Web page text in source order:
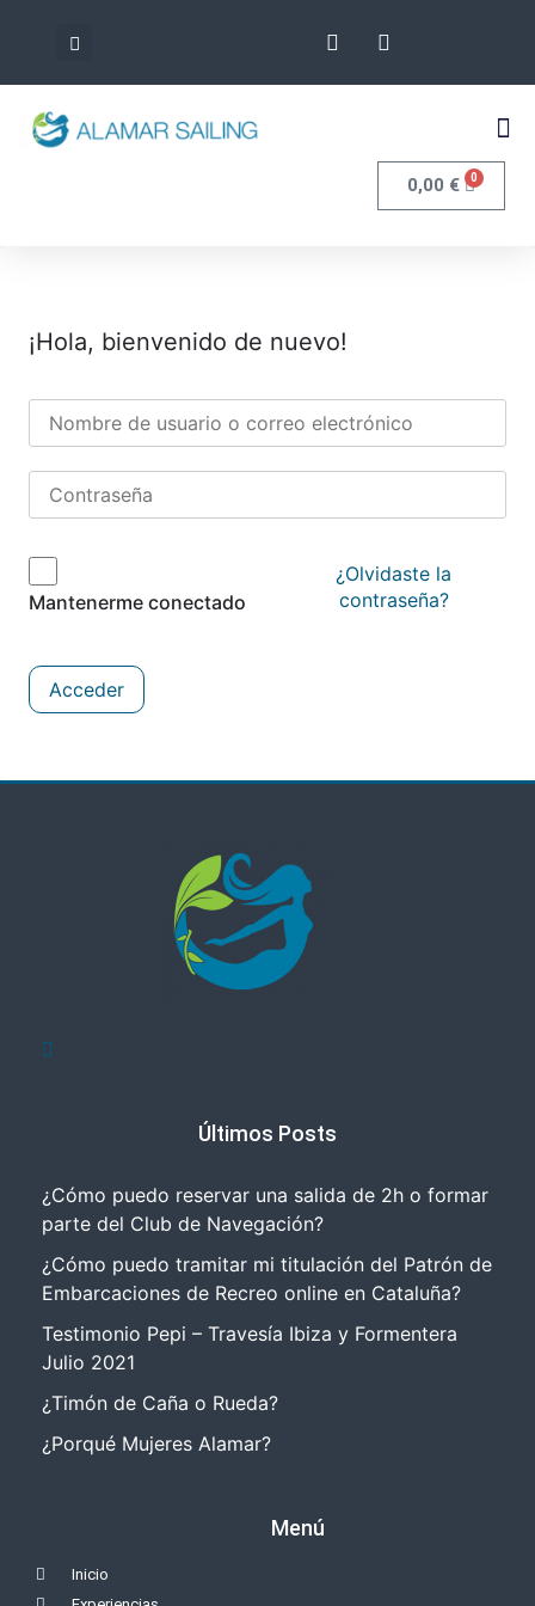
0,00 € 0
¡Hola, bienvenido de nuevo!
Mantenerme conectado
¿Olvidaste la
contraseña?
Acceder
Últimos Posts
¿Cómo puedo reservar una salida de 2h o formar
parte del Club de Navegación?
¿Cómo puedo tramitar mi titulación del Patrón de
Embarcaciones de Recreo online en Cataluña?
Testimonio Pepi – Travesía Ibiza y Formentera
Julio 2021
¿Timón de Caña o Rueda?
¿Porqué Mujeres Alamar?
Menú
Inicio